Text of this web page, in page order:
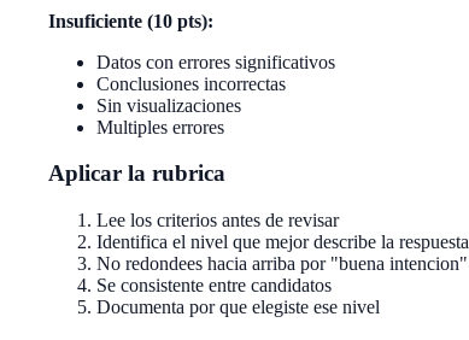
Insuficiente (10 pts):
Datos con errores significativos
Conclusiones incorrectas
Sin visualizaciones
Multiples errores
Aplicar la rubrica
Lee los criterios antes de revisar
Identifica el nivel que mejor describe la respuesta
No redondees hacia arriba por "buena intencion"
Se consistente entre candidatos
Documenta por que elegiste ese nivel